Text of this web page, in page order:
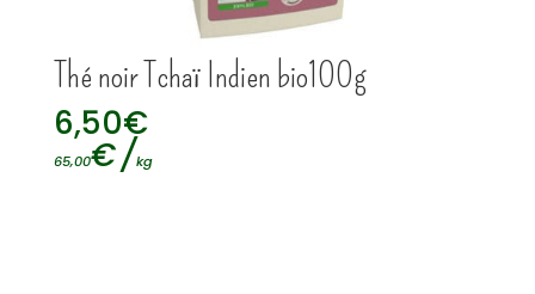
Thé noir Tchaï Indien bio100g
6,50€
65,00€/kg